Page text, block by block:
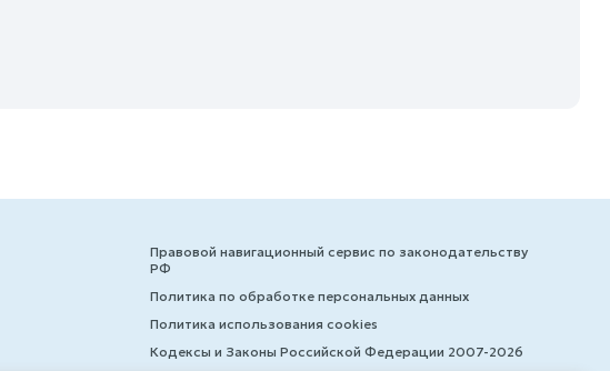
Правовой навигационный сервис по законодательству
РФ
Политика по обработке персональных данных
Политика использования cookies
Кодексы и Законы Российской Федерации 2007-2026